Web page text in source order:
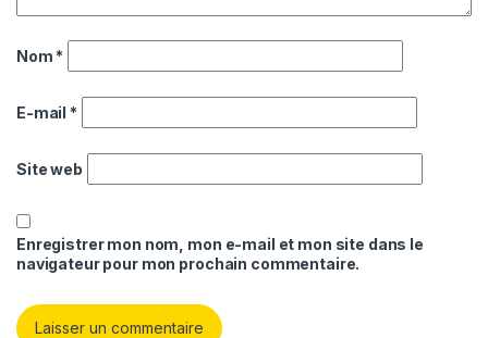
Nom *
E-mail *
Site web
Enregistrer mon nom, mon e-mail et mon site dans le
navigateur pour mon prochain commentaire.